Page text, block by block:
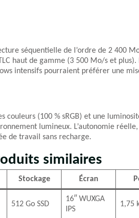
séquentielle de l’ordre de 2 400
haut de gamme (3 500 Mo/s et
intensifs pourraient préférer une
couleurs (100 % sRGB) et une
lumineux. L’autonomie
de travail sans recharge.
similaires
Stockage Écran
512 Go SSD
16″ WUXGA
IPS
1,75